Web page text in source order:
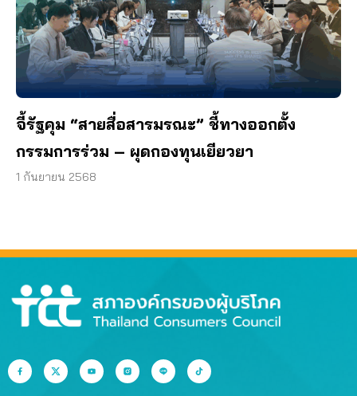
จี้รัฐคุม “สายสื่อสารมรณะ” ชี้ทางออกตั้ง
กรรมการร่วม – ผุดกองทุนเยียวยา
1 กันยายน 2568